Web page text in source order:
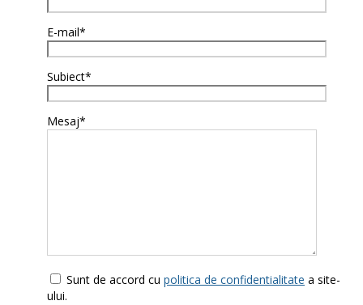
E-mail*
Subiect*
Mesaj*
Sunt de accord cu politica de confidentialitate a site-
ului.